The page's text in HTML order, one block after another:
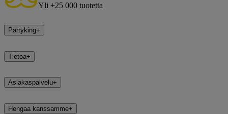
Yli +25 000 tuotetta
Partyking+
Tietoa+
Asiakaspalvelu+
Hengaa kanssamme+